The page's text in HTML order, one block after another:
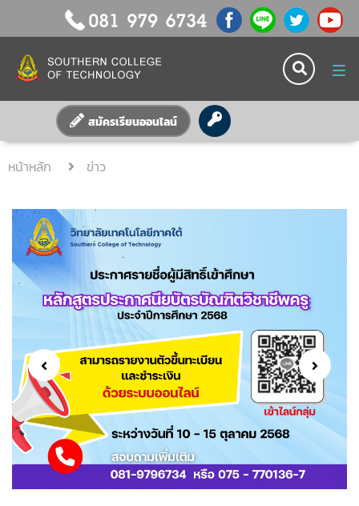
สมัครเรียนออนไลน์
หน้าหลัก ข่าว